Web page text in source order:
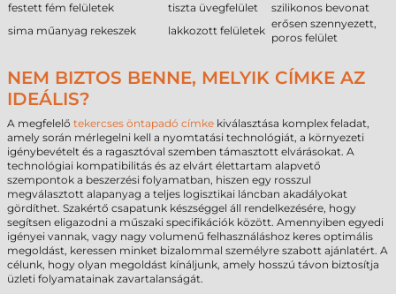
festett fém felületek
tiszta üvegfelület
szilikonos bevonat
sima műanyag rekeszek
lakkozott felületek
erősen szennyezett,
poros felület
NEM BIZTOS BENNE, MELYIK CÍMKE AZ
IDEÁLIS?
A megfelelő tekercses öntapadó címke kiválasztása komplex feladat,
amely során mérlegelni kell a nyomtatási technológiát, a környezeti
igénybevételt és a ragasztóval szemben támasztott elvárásokat. A
technológiai kompatibilitás és az elvárt élettartam alapvető
szempontok a beszerzési folyamatban, hiszen egy rosszul
megválasztott alapanyag a teljes logisztikai láncban akadályokat
gördíthet. Szakértő csapatunk készséggel áll rendelkezésére, hogy
segítsen eligazodni a műszaki specifikációk között. Amennyiben egyedi
igényei vannak, vagy nagy volumenű felhasználáshoz keres optimális
megoldást, keressen minket bizalommal személyre szabott ajánlatért. A
célunk, hogy olyan megoldást kínáljunk, amely hosszú távon biztosítja
üzleti folyamatainak zavartalanságát.